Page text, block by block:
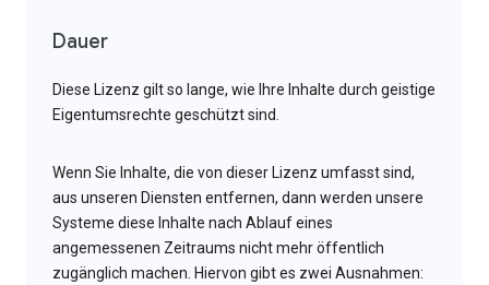
Dauer
Diese Lizenz gilt so lange, wie Ihre Inhalte durch geistige
Eigentumsrechte geschützt sind.
Wenn Sie Inhalte, die von dieser Lizenz umfasst sind,
aus unseren Diensten entfernen, dann werden unsere
Systeme diese Inhalte nach Ablauf eines
angemessenen Zeitraums nicht mehr öffentlich
zugänglich machen. Hiervon gibt es zwei Ausnahmen: